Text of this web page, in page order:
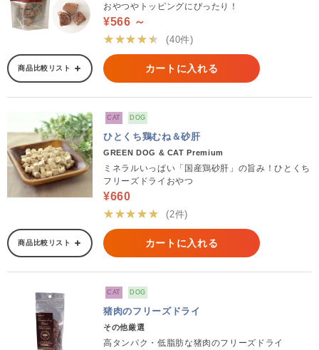
おやつやトッピングにぴったり！
¥566 ～
★★★★★
(40件)
商品比較リスト カートに入れる
CAT DOG
ひとくち鶏むね＆砂肝
GREEN DOG & CAT Premium
ミネラルいっぱい「国産鶏砂肝」の旨み！ひとくち
フリーズドライおやつ
¥660
★★★★★
(2件)
商品比較リスト カートに入れる
CAT DOG
猪肉のフリーズドライ
その他厳選
高タンパク・低脂肪な猪肉のフリーズドライ